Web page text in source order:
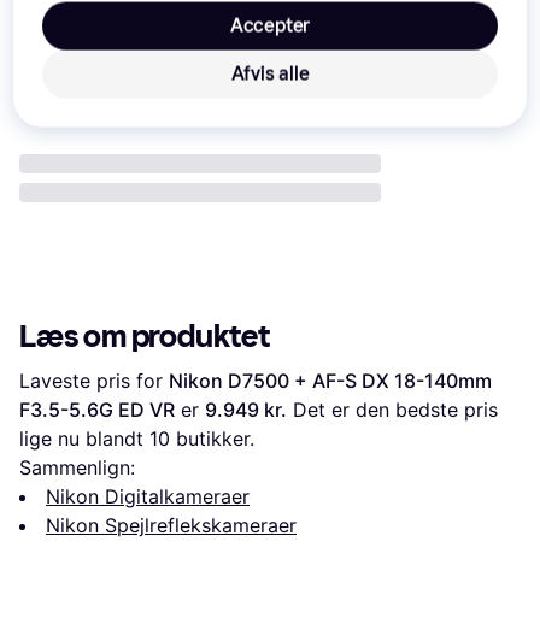
Læs om produktet
Laveste pris for Nikon D7500 + AF-S DX 18-140mm
F3.5-5.6G ED VR er 9.949 kr. Det er den bedste pris
lige nu blandt 10 butikker.
Sammenlign:
Nikon Digitalkameraer
Nikon Spejlreflekskameraer
Afvis alle
Accepter